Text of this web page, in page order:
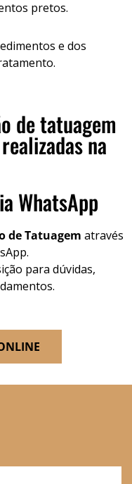
pretos.
e dos
de tatuagem
na
WhatsApp
de Tatuagem através
para dúvidas,